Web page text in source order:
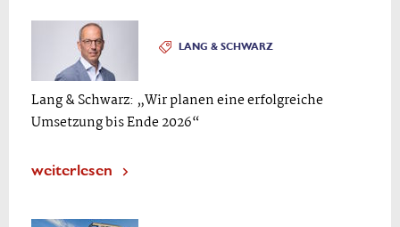
LANG & SCHWARZ
Lang & Schwarz: „Wir planen eine erfolgreiche
Umsetzung bis Ende 2026“
weiterlesen